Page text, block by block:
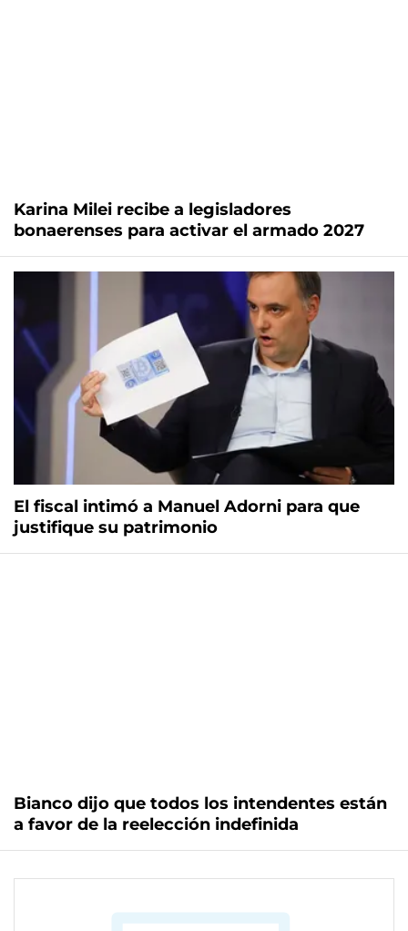
Karina Milei recibe a legisladores
bonaerenses para activar el armado 2027
El fiscal intimó a Manuel Adorni para que
justifique su patrimonio
Bianco dijo que todos los intendentes están
a favor de la reelección indefinida